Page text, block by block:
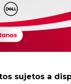
sujetos a